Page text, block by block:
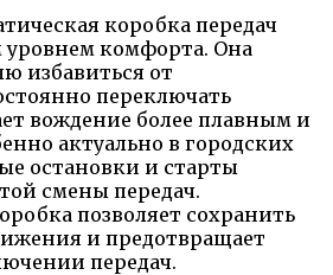
коробка передач
уровнем комфорта. Она
избавиться от
переключать
вождение более плавным и
актуально в городских
остановки и старты
смены передач.
позволяет сохранить
и предотвращает
передач.